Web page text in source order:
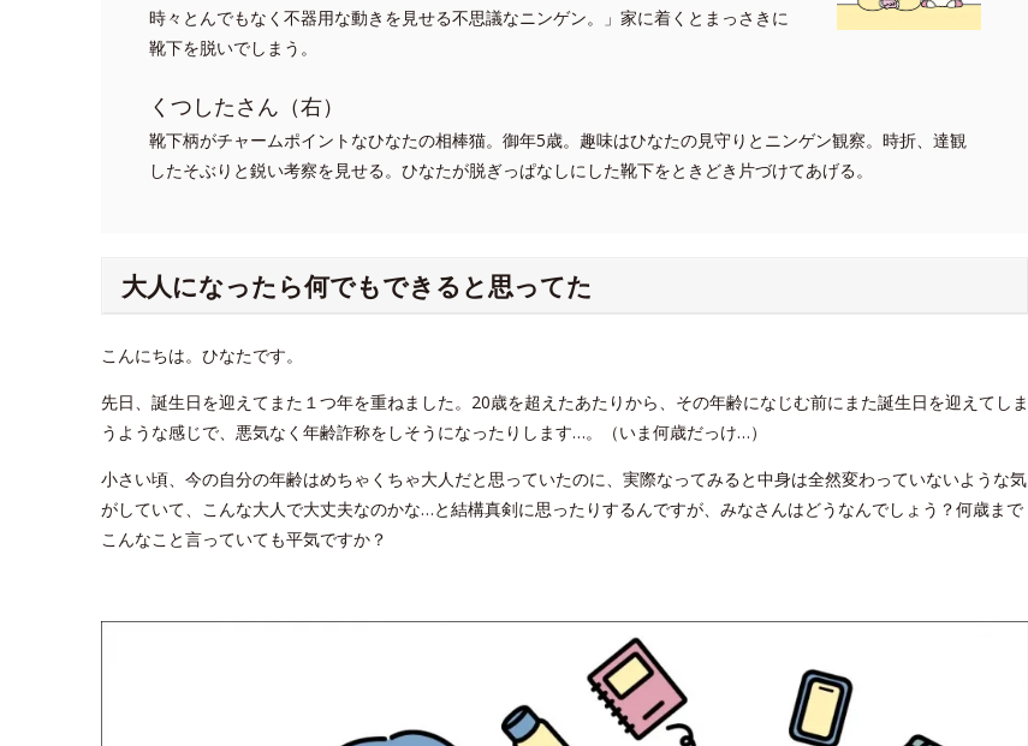
時々とんでもなく不器用な動きを見せる不思議なニンゲン。」家に着くとまっさきに
靴下を脱いでしまう。
くつしたさん（右）
靴下柄がチャームポイントなひなたの相棒猫。御年5歳。趣味はひなたの見守りとニンゲン観察。時折、達観
したそぶりと鋭い考察を見せる。ひなたが脱ぎっぱなしにした靴下をときどき片づけてあげる。
大人になったら何でもできると思ってた
こんにちは。ひなたです。
先日、誕生日を迎えてまた１つ年を重ねました。20歳を超えたあたりから、その年齢になじむ前にまた誕生日を迎えてしま
うような感じで、悪気なく年齢詐称をしそうになったりします…。（いま何歳だっけ…）
小さい頃、今の自分の年齢はめちゃくちゃ大人だと思っていたのに、実際なってみると中身は全然変わっていないような気
がしていて、こんな大人で大丈夫なのかな…と結構真剣に思ったりするんですが、みなさんはどうなんでしょう？何歳まで
こんなこと言っていても平気ですか？